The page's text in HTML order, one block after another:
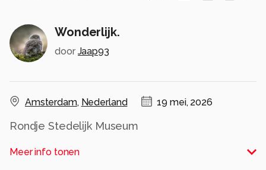
Wonderlijk.
door Jaap93
Amsterdam, Nederland 19 mei, 2026
Rondje Stedelijk Museum
Alle rechten voorbehouden
Meer info tonen